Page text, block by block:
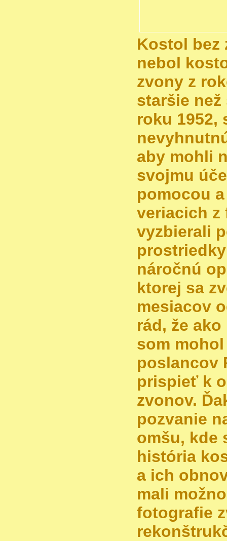
Kostol bez
nebol
zvony z
staršie
roku 1952,
aby mohli
svojmu
pomocou
veriacich z
vyzbierali
náročnú
ktorej sa
mesiacov
rád, že
som
poslancov
prispieť k
zvonov.
pozvanie
omšu, kde
história
a ich
mali
fotografie